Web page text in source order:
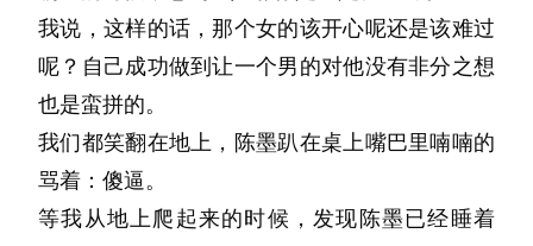
第四年春节，家里催促后我不得不回去。长期将
精神束之高阁之后，在十里红妆的爆竹声中踏入
人间，恍若隔世。我费力地在满屋的人群中找到
了她，朴素的行装，逢迎的笑容。坐在一堆亲戚
之间谈笑风生，磕着瓜子，斤斤计较那生活里一
点鸡毛蒜皮的小事。
戚说我任性，说我浪费了读书的机会。有个叔叔
直接跟我说：“你画这些东西，对这个世界有什
么用？”我当时没有回答。后来我一直在想这个
问题。
对这个世界有什么用？
我后来想出来一个可能的答案，我想到你当年信
流星但是刚好错过了时间，结果只是在山顶露营
了一个夜晚；比如自驾游却在半路抛锚，到不知
名的村子寻求帮助刚好碰上他们的节日；比如去
划船时，自己失足掉进水里时，一睁眼发现他们
两个也跟着跳了下来。真的是，蠢得要死。
返程时，我们去了一趟养育中心，给孩子们带了
点。”
只有我能知道他有多么不甘与自责，如果我能为
此分担一份情感就好了。如果是两个没出息的人
互相搀扶着的话，是不是就能幸福地活下去呢？
刚认识那会朋友常会说我对他太上心，太温柔
了。他是一个不善于表达自己情绪的人，但偏偏
的话，你们喝个通宵我也没意见。”实际上，苏
木上次在夜市上的那一出，实在是让袁丽产生了
心理阴影，她不愿闺蜜的这副模样被其他人看
到。也不希望，苏木一个不小心把陈诚的事情给
讲出来。
“那行，你可不许说我喝多了！”杨勇他其实挺喜
欢喝酒，在加拿大是没有条件，回国以后总是想
我说，这样的话，那个女的该开心呢还是该难过
呢？自己成功做到让一个男的对他没有非分之想
也是蛮拼的。
我们都笑翻在地上，陈墨趴在桌上嘴巴里喃喃的
骂着：傻逼。
等我从地上爬起来的时候，发现陈墨已经睡着